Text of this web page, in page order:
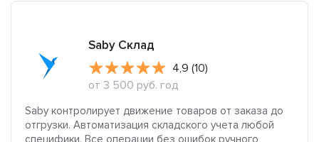
Saby Склад
4,9 (10)
от 3 500 руб. год
Saby контролирует движение товаров от заказа до
отгрузки. Автоматизация складского учета любой
специфики. Все операции без ошибок ручного